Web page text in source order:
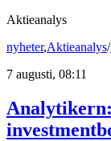
Aktieanalys
nyheter,Aktieanalys/
7 augusti, 08:11